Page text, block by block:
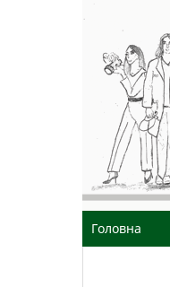
Головна